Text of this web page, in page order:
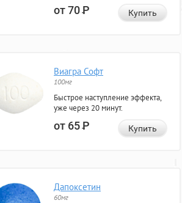
от 70Р Купить
Виагра Софт
100мг
Быстрое наступление эффекта,
уже через 20 минут.
от 65Р Купить
Дапоксетин
60мг